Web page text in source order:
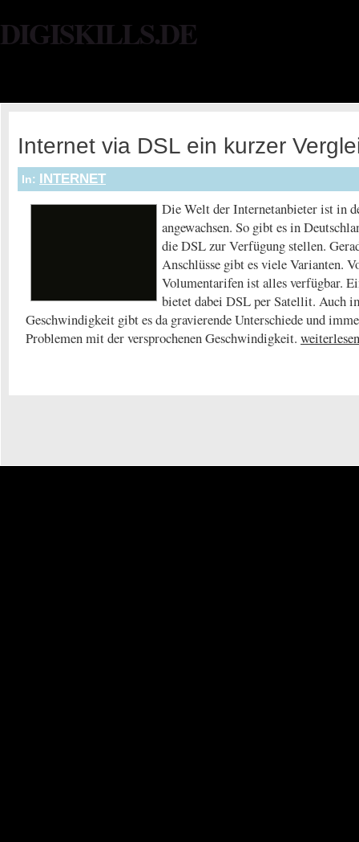
DIGISKILLS.DE
Internet via DSL ein kurzer
In: INTERNET
Die Welt der Internetanbieter ist in
angewachsen. So gibt es in
die DSL zur Verfügung stellen.
Anschlüsse gibt es viele Varianten.
Volumentarifen ist alles verfügbar.
bietet dabei DSL per Satellit. Auch
Geschwindigkeit gibt es da gravierende Unterschiede und
Problemen mit der versprochenen Geschwindigkeit.